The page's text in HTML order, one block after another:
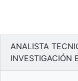
ANALISTA
INVESTIGACIÓN